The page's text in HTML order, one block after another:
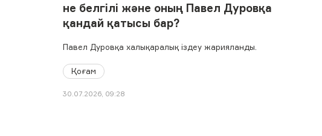
не белгілі және оның Павел Дуровқа
қандай қатысы бар?
Павел Дуровқа халықаралық іздеу жарияланды.
Қоғам
30.07.2026, 09:28